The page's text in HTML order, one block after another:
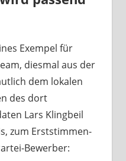
Exempel für
diesmal aus der
dem lokalen
des dort
Lars Klingbeil
zum Erststimmen-
Bewerber: